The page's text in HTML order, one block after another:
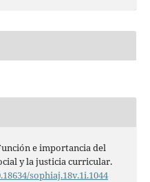
e importancia del
y la justicia curricular.
sophiaj.18v.1i.1044